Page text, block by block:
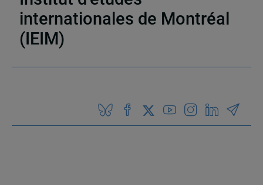
internationales de Montréal
(IEIM)